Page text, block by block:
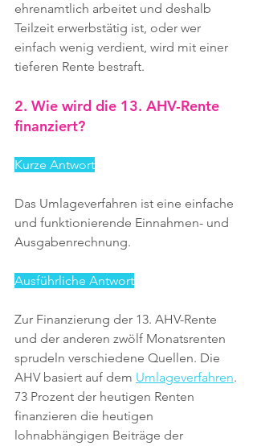
ehrenamtlich arbeitet und deshalb
Teilzeit erwerbstätig ist, oder wer
einfach wenig verdient, wird mit einer
tieferen Rente bestraft.
2. Wie wird die 13. AHV-Rente
finanziert?
Kurze Antwort
Das Umlageverfahren ist eine einfache
und funktionierende Einnahmen- und
Ausgabenrechnung.
Ausführliche Antwort
Zur Finanzierung der 13. AHV-Rente
und der anderen zwölf Monatsrenten
sprudeln verschiedene Quellen. Die
AHV basiert auf dem Umlageverfahren.
73 Prozent der heutigen Renten
finanzieren die heutigen
lohnabhängigen Beiträge der